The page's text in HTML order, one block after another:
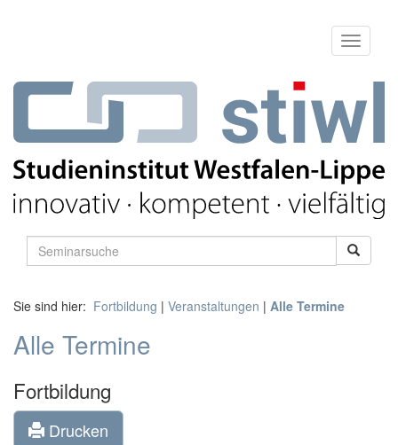
Sie sind hier: Fortbildung | Veranstaltungen | Alle Termine
Alle Termine
Fortbildung
Drucken